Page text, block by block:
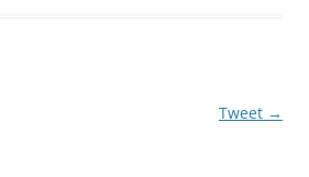
Tweet →